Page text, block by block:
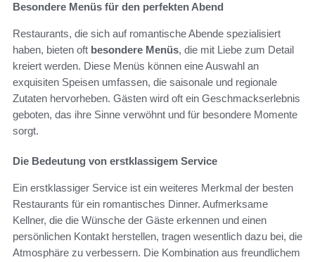
Besondere Menüs für den perfekten Abend
Restaurants, die sich auf romantische Abende spezialisiert
haben, bieten oft besondere Menüs, die mit Liebe zum Detail
kreiert werden. Diese Menüs können eine Auswahl an
exquisiten Speisen umfassen, die saisonale und regionale
Zutaten hervorheben. Gästen wird oft ein Geschmackserlebnis
geboten, das ihre Sinne verwöhnt und für besondere Momente
sorgt.
Die Bedeutung von erstklassigem Service
Ein erstklassiger Service ist ein weiteres Merkmal der besten
Restaurants für ein romantisches Dinner. Aufmerksame
Kellner, die die Wünsche der Gäste erkennen und einen
persönlichen Kontakt herstellen, tragen wesentlich dazu bei, die
Atmosphäre zu verbessern. Die Kombination aus freundlichem